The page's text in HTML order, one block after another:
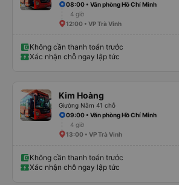
08:00 • Văn phòng Hồ Chí Minh
4 giờ
12:00 • VP Trà Vinh
Không cần thanh toán trước
Xác nhận chỗ ngay lập tức
Kim Hoàng
Giường Nằm 41 chỗ
09:00 • Văn phòng Hồ Chí Minh
4 giờ
13:00 • VP Trà Vinh
Không cần thanh toán trước
Xác nhận chỗ ngay lập tức